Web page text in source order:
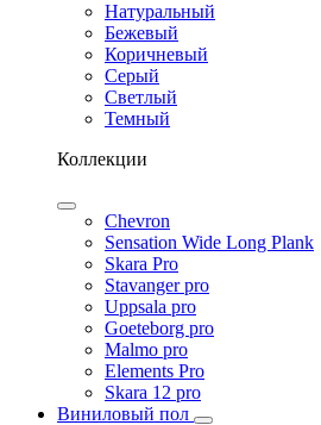
Натуральный
Бежевый
Коричневый
Серый
Светлый
Темный
Коллекции
Chevron
Sensation Wide Long Plank
Skara Pro
Stavanger pro
Uppsala pro
Goeteborg pro
Malmo pro
Elements Pro
Skara 12 pro
Виниловый пол